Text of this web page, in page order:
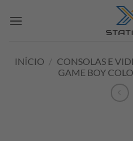
INÍCIO / CONSOLAS E
GAME BOY